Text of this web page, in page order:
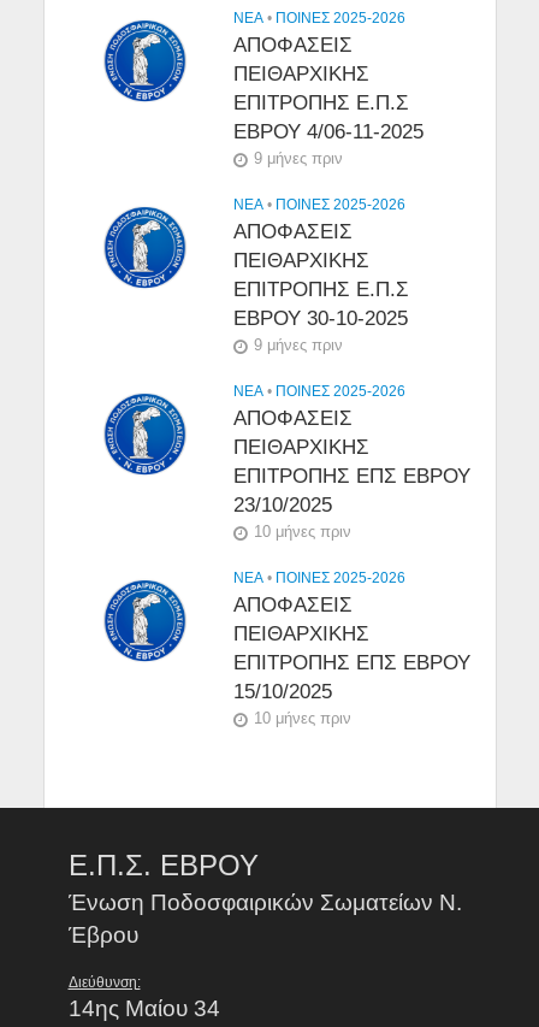
NEA • ΠΟΙΝΕΣ 2025-2026
ΑΠΟΦΑΣΕΙΣ
ΠΕΙΘΑΡΧΙΚΗΣ
ΕΠΙΤΡΟΠΗΣ Ε.Π.Σ
ΕΒΡΟΥ 4/06-11-2025
9 μήνες πριν
NEA • ΠΟΙΝΕΣ 2025-2026
ΑΠΟΦΑΣΕΙΣ
ΠΕΙΘΑΡΧΙΚΗΣ
ΕΠΙΤΡΟΠΗΣ Ε.Π.Σ
ΕΒΡΟΥ 30-10-2025
9 μήνες πριν
NEA • ΠΟΙΝΕΣ 2025-2026
ΑΠΟΦΑΣΕΙΣ
ΠΕΙΘΑΡΧΙΚΗΣ
ΕΠΙΤΡΟΠΗΣ ΕΠΣ ΕΒΡΟΥ
23/10/2025
10 μήνες πριν
NEA • ΠΟΙΝΕΣ 2025-2026
ΑΠΟΦΑΣΕΙΣ
ΠΕΙΘΑΡΧΙΚΗΣ
ΕΠΙΤΡΟΠΗΣ ΕΠΣ ΕΒΡΟΥ
15/10/2025
10 μήνες πριν
Ε.Π.Σ. ΕΒΡΟΥ
Ένωση Ποδοσφαιρικών Σωματείων Ν.
Έβρου
Διεύθυνση:
14ης Μαίου 34